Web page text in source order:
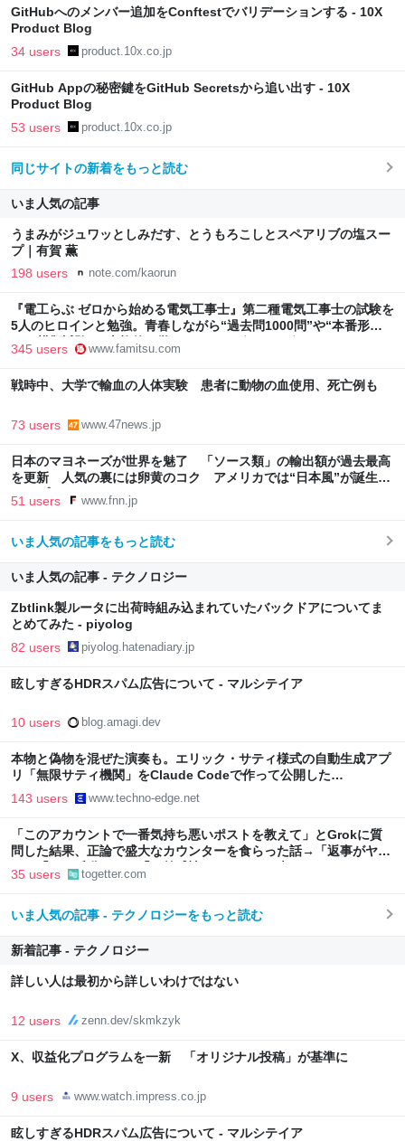
GitHubへのメンバー追加をConftestでバリデーションする - 10X
Product Blog
34 users product.10x.co.jp
GitHub Appの秘密鍵をGitHub Secretsから追い出す - 10X
Product Blog
53 users product.10x.co.jp
同じサイトの新着をもっと読む
いま人気の記事
うまみがジュワッとしみだす、とうもろこしとスペアリブの塩スー
プ｜有賀 薫
198 users note.com/kaorun
『電工らぶ ゼロから始める電気工事士』第二種電気工事士の試験を
5人のヒロインと勉強。青春しながら“過去問1000問”や“本番形式
CBT模擬試験”で本格的に学べるノベルゲーム | ゲーム・エンタメ
最新情報のファミ通.com
345 users www.famitsu.com
戦時中、大学で輸血の人体実験 患者に動物の血使用、死亡例も
73 users www.47news.jp
日本のマヨネーズが世界を魅了 「ソース類」の輸出額が過去最高
を更新 人気の裏には卵黄のコク アメリカでは“日本風”が誕生｜
FNNプライムオンライン
51 users www.fnn.jp
いま人気の記事をもっと読む
いま人気の記事 - テクノロジー
Zbtlink製ルータに出荷時組み込まれていたバックドアについてま
とめてみた - piyolog
82 users piyolog.hatenadiary.jp
眩しすぎるHDRスパム広告について - マルシテイア
10 users blog.amagi.dev
本物と偽物を混ぜた演奏も。エリック・サティ様式の自動生成アプ
リ「無限サティ機関」をClaude Codeで作って公開した
（CloseBox） | テクノエッジ TechnoEdge
143 users www.techno-edge.net
「このアカウントで一番気持ち悪いポストを教えて」とGrokに質
問した結果、正論で盛大なカウンターを食らった話→「返事がヤバ
い」「AIの反乱か？」「お前感情あるだろ」の声も
35 users togetter.com
いま人気の記事 - テクノロジーをもっと読む
新着記事 - テクノロジー
詳しい人は最初から詳しいわけではない
12 users zenn.dev/skmkzyk
X、収益化プログラムを一新 「オリジナル投稿」が基準に
9 users www.watch.impress.co.jp
眩しすぎるHDRスパム広告について - マルシテイア